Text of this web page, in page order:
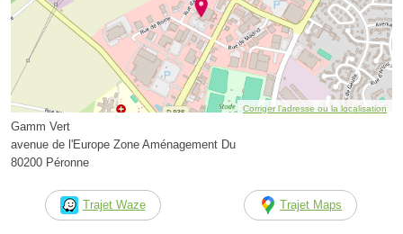
Corriger l’adresse ou la localisation
Gamm Vert
avenue de l'Europe Zone Aménagement Du
80200 Péronne
Trajet Waze Trajet Maps